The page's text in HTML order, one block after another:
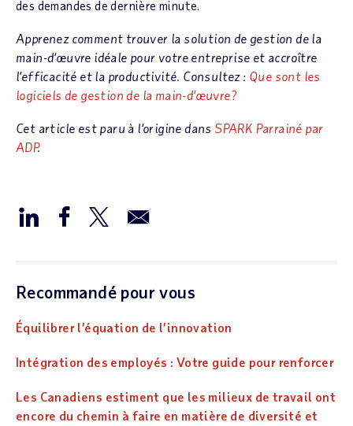
des demandes de dernière minute.
Apprenez comment trouver la solution de gestion de la
main-d’œuvre idéale pour votre entreprise et accroître
l’efficacité et la productivité. Consultez : Que sont les
logiciels de gestion de la main-d’œuvre?
Cet article est paru à l’origine dans SPARK Parrainé par
ADP.
Recommandé pour vous
Équilibrer l’équation de l’innovation
Intégration des employés : Votre guide pour renforcer
Les Canadiens estiment que les milieux de travail ont
encore du chemin à faire en matière de diversité et